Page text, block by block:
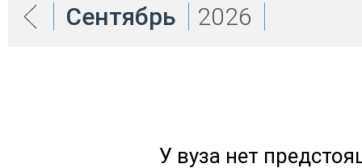
Сентябрь 2026
У вуза нет